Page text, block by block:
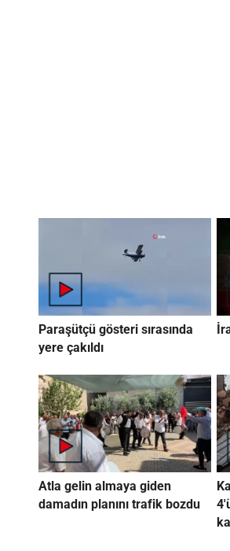
Paraşütçü gösteri sırasında
yere çakıldı
Atla gelin almaya giden
damadın planını trafik bozdu